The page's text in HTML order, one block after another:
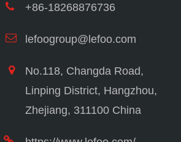
+86-18268876736
lefoogroup@lefoo.com
No.118, Changda Road,
Linping District, Hangzhou,
Zhejiang, 311100 China